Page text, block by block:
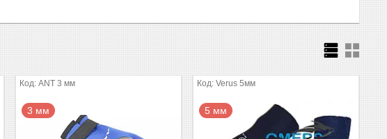
ANT 3 мм
3 мм
Verus 5мм
5 мм